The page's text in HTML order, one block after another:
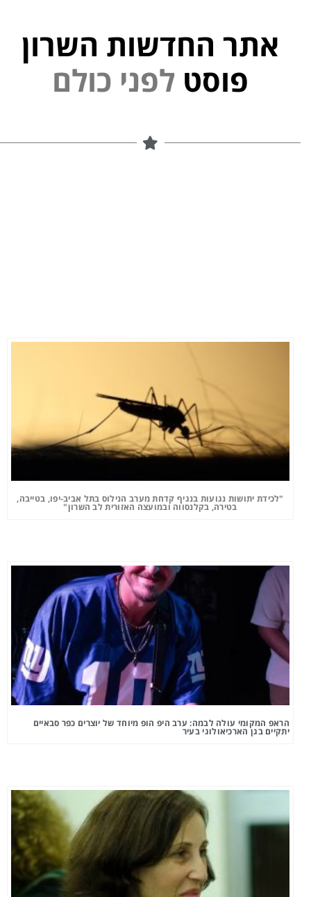
אתר החדשות השרון
פוסט
"לכידת יתושות נגועות בנגיף קדחת מערב הנילוס בתל אביב-יפו, בטייבה,
בטירה, בקלנסווה ובמועצה האזורית לב השרון"
הראפ המקומי עולה לבמה: ערב היפ הופ מיוחד של יוצרים כפר סבאיים
יתקיים בגן הארכיאולוגי בעיר